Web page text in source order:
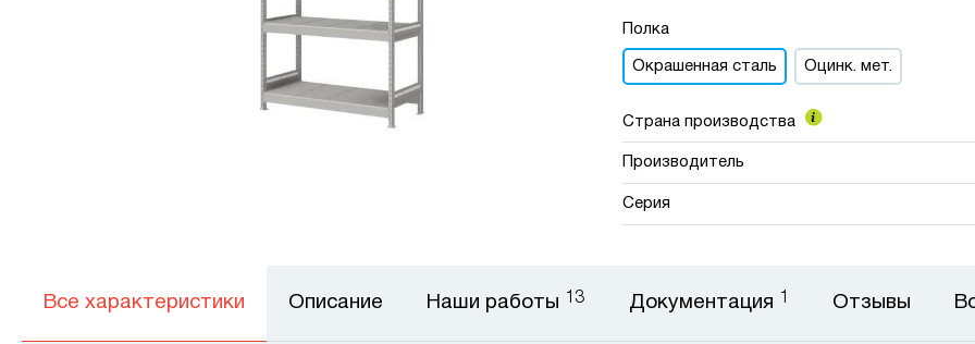
Полка
Окрашенная сталь Оцинк. мет.
Страна производства
Производитель
Серия
Все характеристики Описание Наши работы 13 Документация Отзывы